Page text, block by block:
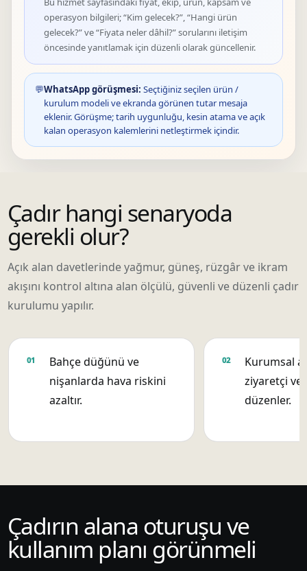
operasyon bilgileri; “Kim gelecek?”, “Hangi ürün
gelecek?” ve “Fiyata neler dâhil?” sorularını iletişim
öncesinde yanıtlamak için düzenli olarak güncellenir.
💬WhatsApp görüşmesi: Seçtiğiniz seçilen ürün /
kurulum modeli ve ekranda görünen tutar mesaja
eklenir. Görüşme; tarih uygunluğu, kesin atama ve açık
kalan operasyon kalemlerini netleştirmek içindir.
Çadır hangi senaryoda
gerekli olur?
Açık alan davetlerinde yağmur, güneş, rüzgâr ve ikram
akışını kontrol altına alan ölçülü, güvenli ve düzenli çadır
kurulumu yapılır.
Bahçe düğünü ve
nişanlarda hava riskini
azaltır.
Kurumsal
ziyaretçi ve
düzenler.
Çadırın alana oturuşu ve
kullanım planı görünmeli